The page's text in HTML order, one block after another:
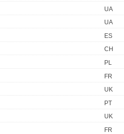
UA
UA
ES
CH
PL
FR
UK
PT
UK
FR